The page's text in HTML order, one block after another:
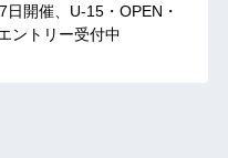
日開催、U-15・OPEN・
ントリー受付中